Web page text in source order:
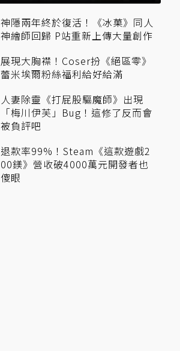
來去向
神隱兩年終於復活！《冰菓》同人
神繪師回歸 P站重新上傳大量創作
展現大胸襟！Coser扮《絕區零》
蕾米埃爾粉絲福利給好給滿
人妻除靈《打屁股驅魔師》出現
「梅川伊芙」Bug！這修了反而會
被負評吧
退款率99%！Steam《這款遊戲2
00鎂》營收破4000萬元開發者也
傻眼